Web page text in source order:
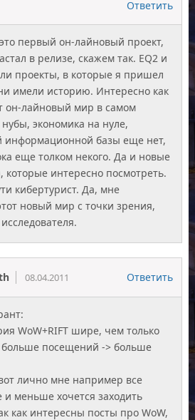
Ответить
это первый он-лайновый проект,
в релизе, скажем так. EQ2 и
проекты, в которые я пришел
имели историю. Интересно как
он-лайновый мир в самом
экономика на нуле,
информационной базы еще нет,
еще толком некого. Да и новые
которые интересно посмотреть.
кибертурист. Да, мне
новый мир с точки зрения,
08.04.2011 Ответить
WoW+RIFT шире, чем только
больше посещений -> больше
лично мне например все
меньше хочется заходить
как интересны посты про WoW,